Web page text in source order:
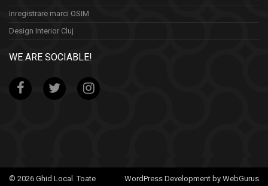
Inregistrare marci OSIM
Design Interior Cluj
WE ARE SOCIABLE!
WordPress Development by WebGurus
© 2026 Ghid Local. Toate